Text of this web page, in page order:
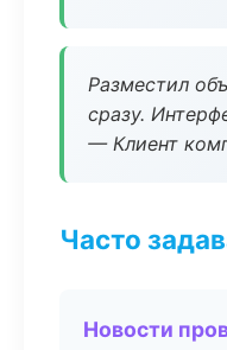
Разместил
сразу.
— Клиент
Часто
Новости